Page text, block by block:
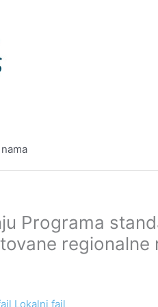
nama
Programa
regionalne
Lokalni fajl